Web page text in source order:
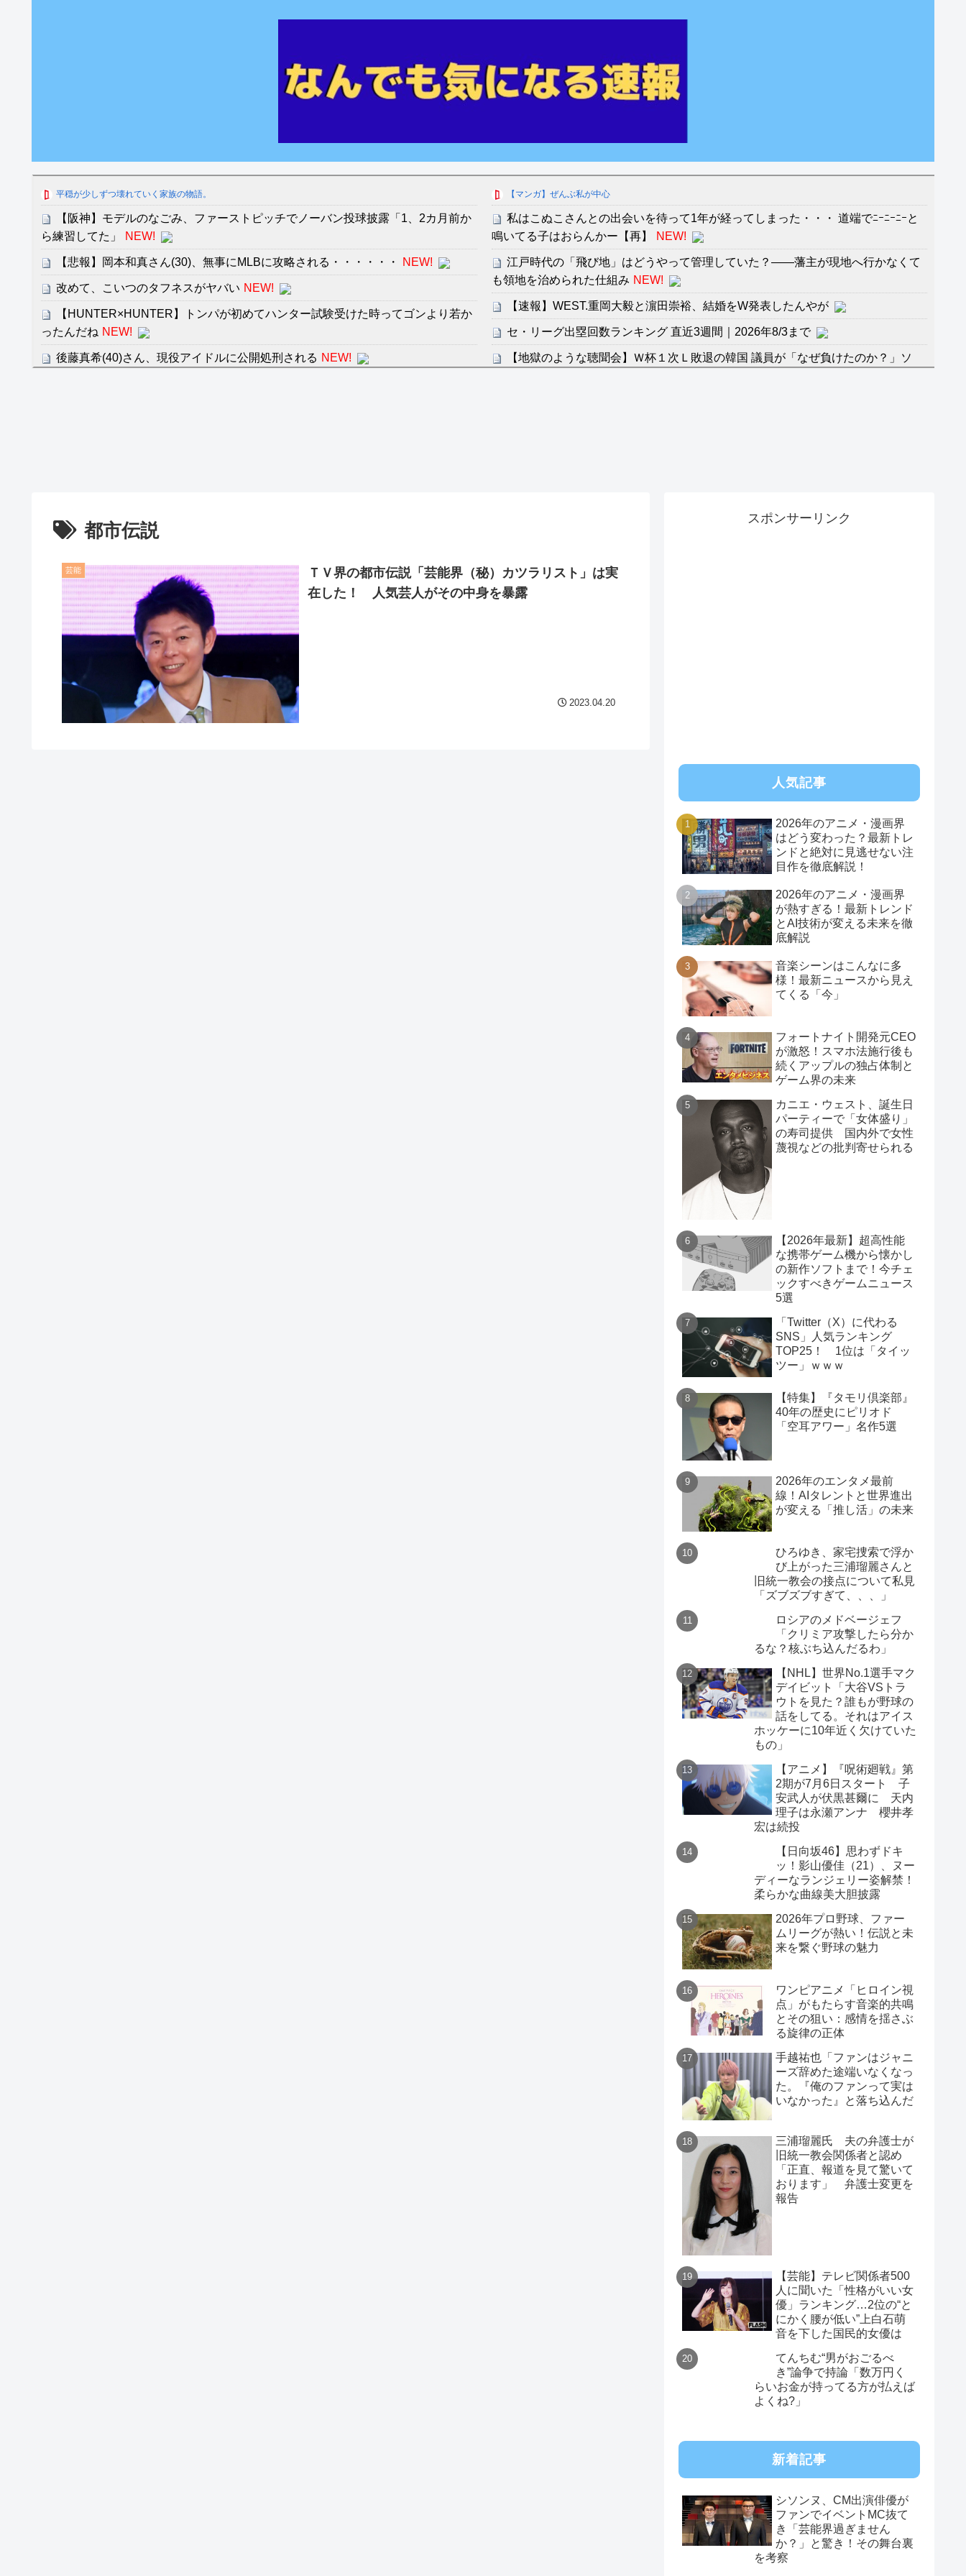
平穏が少しずつ壊れていく家族の物語。
【阪神】モデルのなごみ、ファーストピッチでノーバン投球披露「1、2カ月前か
ら練習してた」
NEW!
【悲報】岡本和真さん(30)、無事にMLBに攻略される・・・・・・ NEW!
改めて、こいつのタフネスがヤバい NEW!
【HUNTER×HUNTER】トンパが初めてハンター試験受けた時ってゴンより若か
ったんだね NEW!
後藤真希(40)さん、現役アイドルに公開処刑される NEW!
【マンガ】ぜんぶ私が中心
私はこぬこさんとの出会いを待って1年が経ってしまった・・・ 道端でﾆｰﾆｰﾆｰと
鳴いてる子はおらんかー【再】
NEW!
江戸時代の「飛び地」はどうやって管理していた？――藩主が現地へ行かなくて
も領地を治められた仕組み NEW!
【速報】WEST.重岡大毅と濵田崇裕、結婚をW発表したんやが
セ・リーグ出塁回数ランキング 直近3週間｜2026年8/3まで
【地獄のような聴聞会】Ｗ杯１次Ｌ敗退の韓国 議員が「なぜ負けたのか？」ソ
【第7話予告】水10ドラマ『ラムネモンキー』 トレンディなクリスマスイヴ
出した… 他
「本気で潰しにきてる」滝沢秀明の新オーディションが“まんまジャニーズ”とフ
都市伝説
芸能
ＴＶ界の都市伝説「芸能界（秘）カツラリスト」は実
在した！ 人気芸人がその中身を暴露
2023.04.20
スポンサーリンク
人気記事
2026年のアニメ・漫画界
はどう変わった？最新トレ
ンドと絶対に見逃せない注
目作を徹底解説！
2026年のアニメ・漫画界
が熱すぎる！最新トレンド
とAI技術が変える未来を徹
底解説
音楽シーンはこんなに多
様！最新ニュースから見え
てくる「今」
フォートナイト開発元CEO
が激怒！スマホ法施行後も
続くアップルの独占体制と
ゲーム界の未来
カニエ・ウェスト、誕生日
パーティーで「女体盛り」
の寿司提供 国内外で女性
蔑視などの批判寄せられる
【2026年最新】超高性能
な携帯ゲーム機から懐かし
の新作ソフトまで！今チェ
ックすべきゲームニュース
5選
「Twitter（X）に代わる
SNS」人気ランキング
TOP25！ 1位は「タイッ
ツー」ｗｗｗ
【特集】『タモリ倶楽部』
40年の歴史にピリオド
「空耳アワー」名作5選
2026年のエンタメ最前
線！AIタレントと世界進出
が変える「推し活」の未来
ひろゆき、家宅捜索で浮か
び上がった三浦瑠麗さんと
旧統一教会の接点について私見
「ズブズブすぎて、、、」
ロシアのメドベージェフ
「クリミア攻撃したら分か
るな？核ぶち込んだるわ」
【NHL】世界No.1選手マク
デイビット「大谷VSトラ
ウトを見た？誰もが野球の
話をしてる。それはアイス
ホッケーに10年近く欠けていた
もの」
【アニメ】『呪術廻戦』第
2期が7月6日スタート 子
安武人が伏黒甚爾に 天内
理子は永瀬アンナ 櫻井孝
宏は続投
【日向坂46】思わずドキ
ッ！影山優佳（21）、ヌー
ディーなランジェリー姿解禁！
柔らかな曲線美大胆披露
2026年プロ野球、ファー
ムリーグが熱い！伝説と未
来を繋ぐ野球の魅力
ワンピアニメ「ヒロイン視
点」がもたらす音楽的共鳴
とその狙い：感情を揺さぶ
る旋律の正体
手越祐也「ファンはジャニ
ーズ辞めた途端いなくなっ
た。『俺のファンって実は
いなかった』と落ち込んだ
三浦瑠麗氏 夫の弁護士が
旧統一教会関係者と認め
「正直、報道を見て驚いて
おります」 弁護士変更を
報告
【芸能】テレビ関係者500
人に聞いた「性格がいい女
優」ランキング…2位の“と
にかく腰が低い”上白石萌
音を下した国民的女優は
てんちむ“男がおごるべ
き”論争で持論「数万円く
らいお金が持ってる方が払えば
よくね?」
新着記事
シソンヌ、CM出演俳優が
ファンでイベントMC抜て
き「芸能界過ぎません
か？」と驚き！その舞台裏
を考察